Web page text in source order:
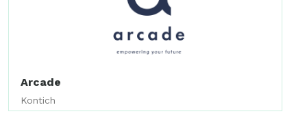
Arcade
Kontich